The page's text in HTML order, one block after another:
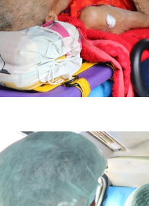
นะ
ญชวน
รัพย์สินประจำปี
ใช้งานของสินทรัพย์ขององ